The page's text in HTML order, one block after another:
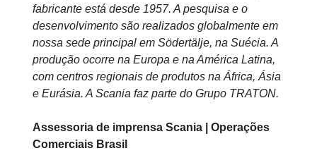
fabricante está desde 1957. A pesquisa e o
desenvolvimento são realizados globalmente em
nossa sede principal em Södertälje, na Suécia. A
produção ocorre na Europa e na América Latina,
com centros regionais de produtos na África, Ásia
e Eurásia. A Scania faz parte do Grupo TRATON.
Assessoria de imprensa Scania | Operações
Comerciais Brasil